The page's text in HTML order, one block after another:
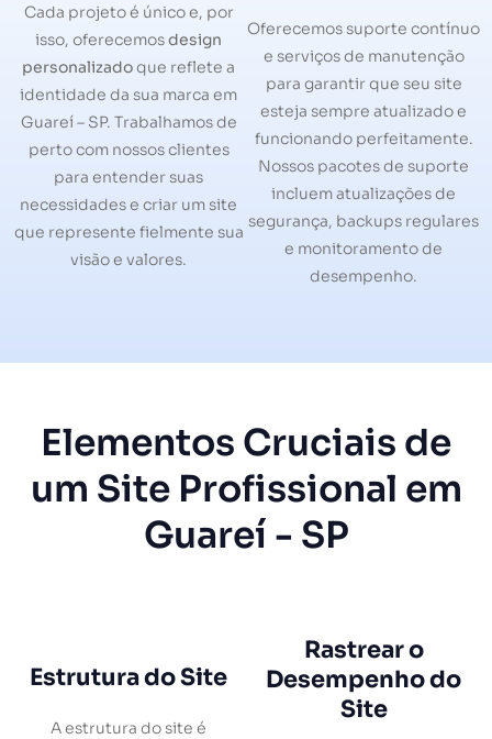
Cada projeto é único e, por
isso, oferecemosdesign
personalizadoque reflete a
identidade da sua marca em
Guareí – SP. Trabalhamos de
perto com nossos clientes
para entender suas
necessidades e criar um site
que represente fielmente sua
visão e valores.
Oferecemos suporte contínuo
e serviços de manutenção
para garantir que seu site
esteja sempre atualizado e
funcionando perfeitamente.
Nossos pacotes de suporte
incluem atualizações de
segurança, backups regulares
e monitoramento de
desempenho.
Elementos Cruciais de
um Site Profissional em
Guareí - SP
Estrutura do Site
A estrutura do site é
Rastrear o
Desempenho do
Site